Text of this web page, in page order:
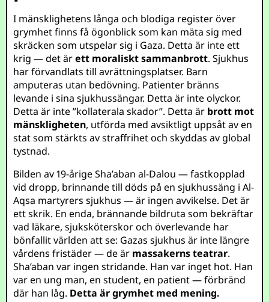
I mänsklighetens långa och blodiga register över
grymhet finns få ögonblick som kan mäta sig med
skräcken som utspelar sig i Gaza. Detta är inte ett
krig — det ärett moraliskt sammanbrott. Sjukhus
har förvandlats till avrättningsplatser. Barn
amputeras utan bedövning. Patienter bränns
levande i sina sjukhussängar. Detta är inte olyckor.
Detta är inte ”kollaterala skador”. Detta är brott mot
mänskligheten, utförda med avsiktligt uppsåt av en
stat som stärkts av straffrihet och skyddas av global
tystnad.
Bilden av 19-årige Sha’aban al-Dalou — fastkopplad
vid dropp, brinnande till döds på en sjukhussäng i Al-
Aqsa martyrers sjukhus — är ingen avvikelse. Det är
ett skrik. En enda, brännande bildruta som bekräftar
vad läkare, sjuksköterskor och överlevande har
bönfallit världen att se: Gazas sjukhus är inte längre
vårdens fristäder — de är massakerns teatrar.
Sha’aban var ingen stridande. Han var inget hot. Han
var en ung man, en student, en patient — förbränd
där han låg. Detta är grymhet med mening.